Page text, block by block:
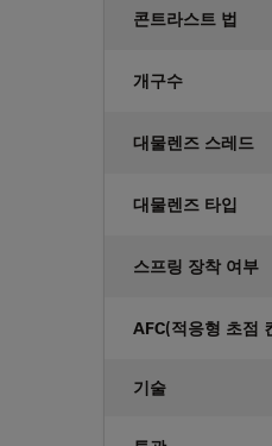
콘트라스트 법
개구수
대물렌즈 스레드
대물렌즈 타입
스프링 장착 여부
AFC(적응형 초점
기술